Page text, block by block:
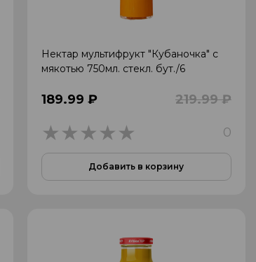
Нектар мультифрукт "Кубаночка" с
мякотью 750мл. стекл. бут./6
189.99 ₽ 219.99 ₽
0
Добавить в корзину